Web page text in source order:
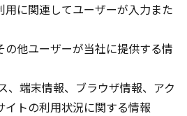
用に関連してユーザーが入力また
の他ユーザーが当社に提供する情
、端末情報、ブラウザ情報、アク
イトの利用状況に関する情報